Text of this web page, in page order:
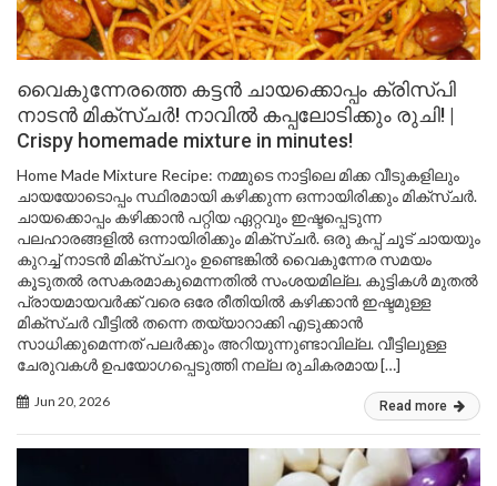
വൈകുന്നേരത്തെ കട്ടൻ ചായക്കൊപ്പം ക്രിസ്പി
നാടൻ മിക്സ്ചർ! നാവിൽ കപ്പലോടിക്കും രുചി! |
Crispy homemade mixture in minutes!
Home Made Mixture Recipe: നമ്മുടെ നാട്ടിലെ മിക്ക വീടുകളിലും
ചായയോടൊപ്പം സ്ഥിരമായി കഴിക്കുന്ന ഒന്നായിരിക്കും മിക്സ്ചർ.
ചായക്കൊപ്പം കഴിക്കാൻ പറ്റിയ ഏറ്റവും ഇഷ്ടപ്പെടുന്ന
പലഹാരങ്ങളിൽ ഒന്നായിരിക്കും മിക്സ്ചർ. ഒരു കപ്പ് ചൂട് ചായയും
കുറച്ച് നാടൻ മിക്സ്ചറും ഉണ്ടെങ്കിൽ വൈകുന്നേര സമയം
കൂടുതൽ രസകരമാകുമെന്നതിൽ സംശയമില്ല. കുട്ടികൾ മുതൽ
പ്രായമായവർക്ക് വരെ ഒരേ രീതിയിൽ കഴിക്കാൻ ഇഷ്ടമുള്ള
മിക്സ്ചർ വീട്ടിൽ തന്നെ തയ്യാറാക്കി എടുക്കാൻ
സാധിക്കുമെന്നത് പലർക്കും അറിയുന്നുണ്ടാവില്ല. വീട്ടിലുള്ള
ചേരുവകൾ ഉപയോഗപ്പെടുത്തി നല്ല രുചികരമായ […]
Jun 20, 2026 Read more